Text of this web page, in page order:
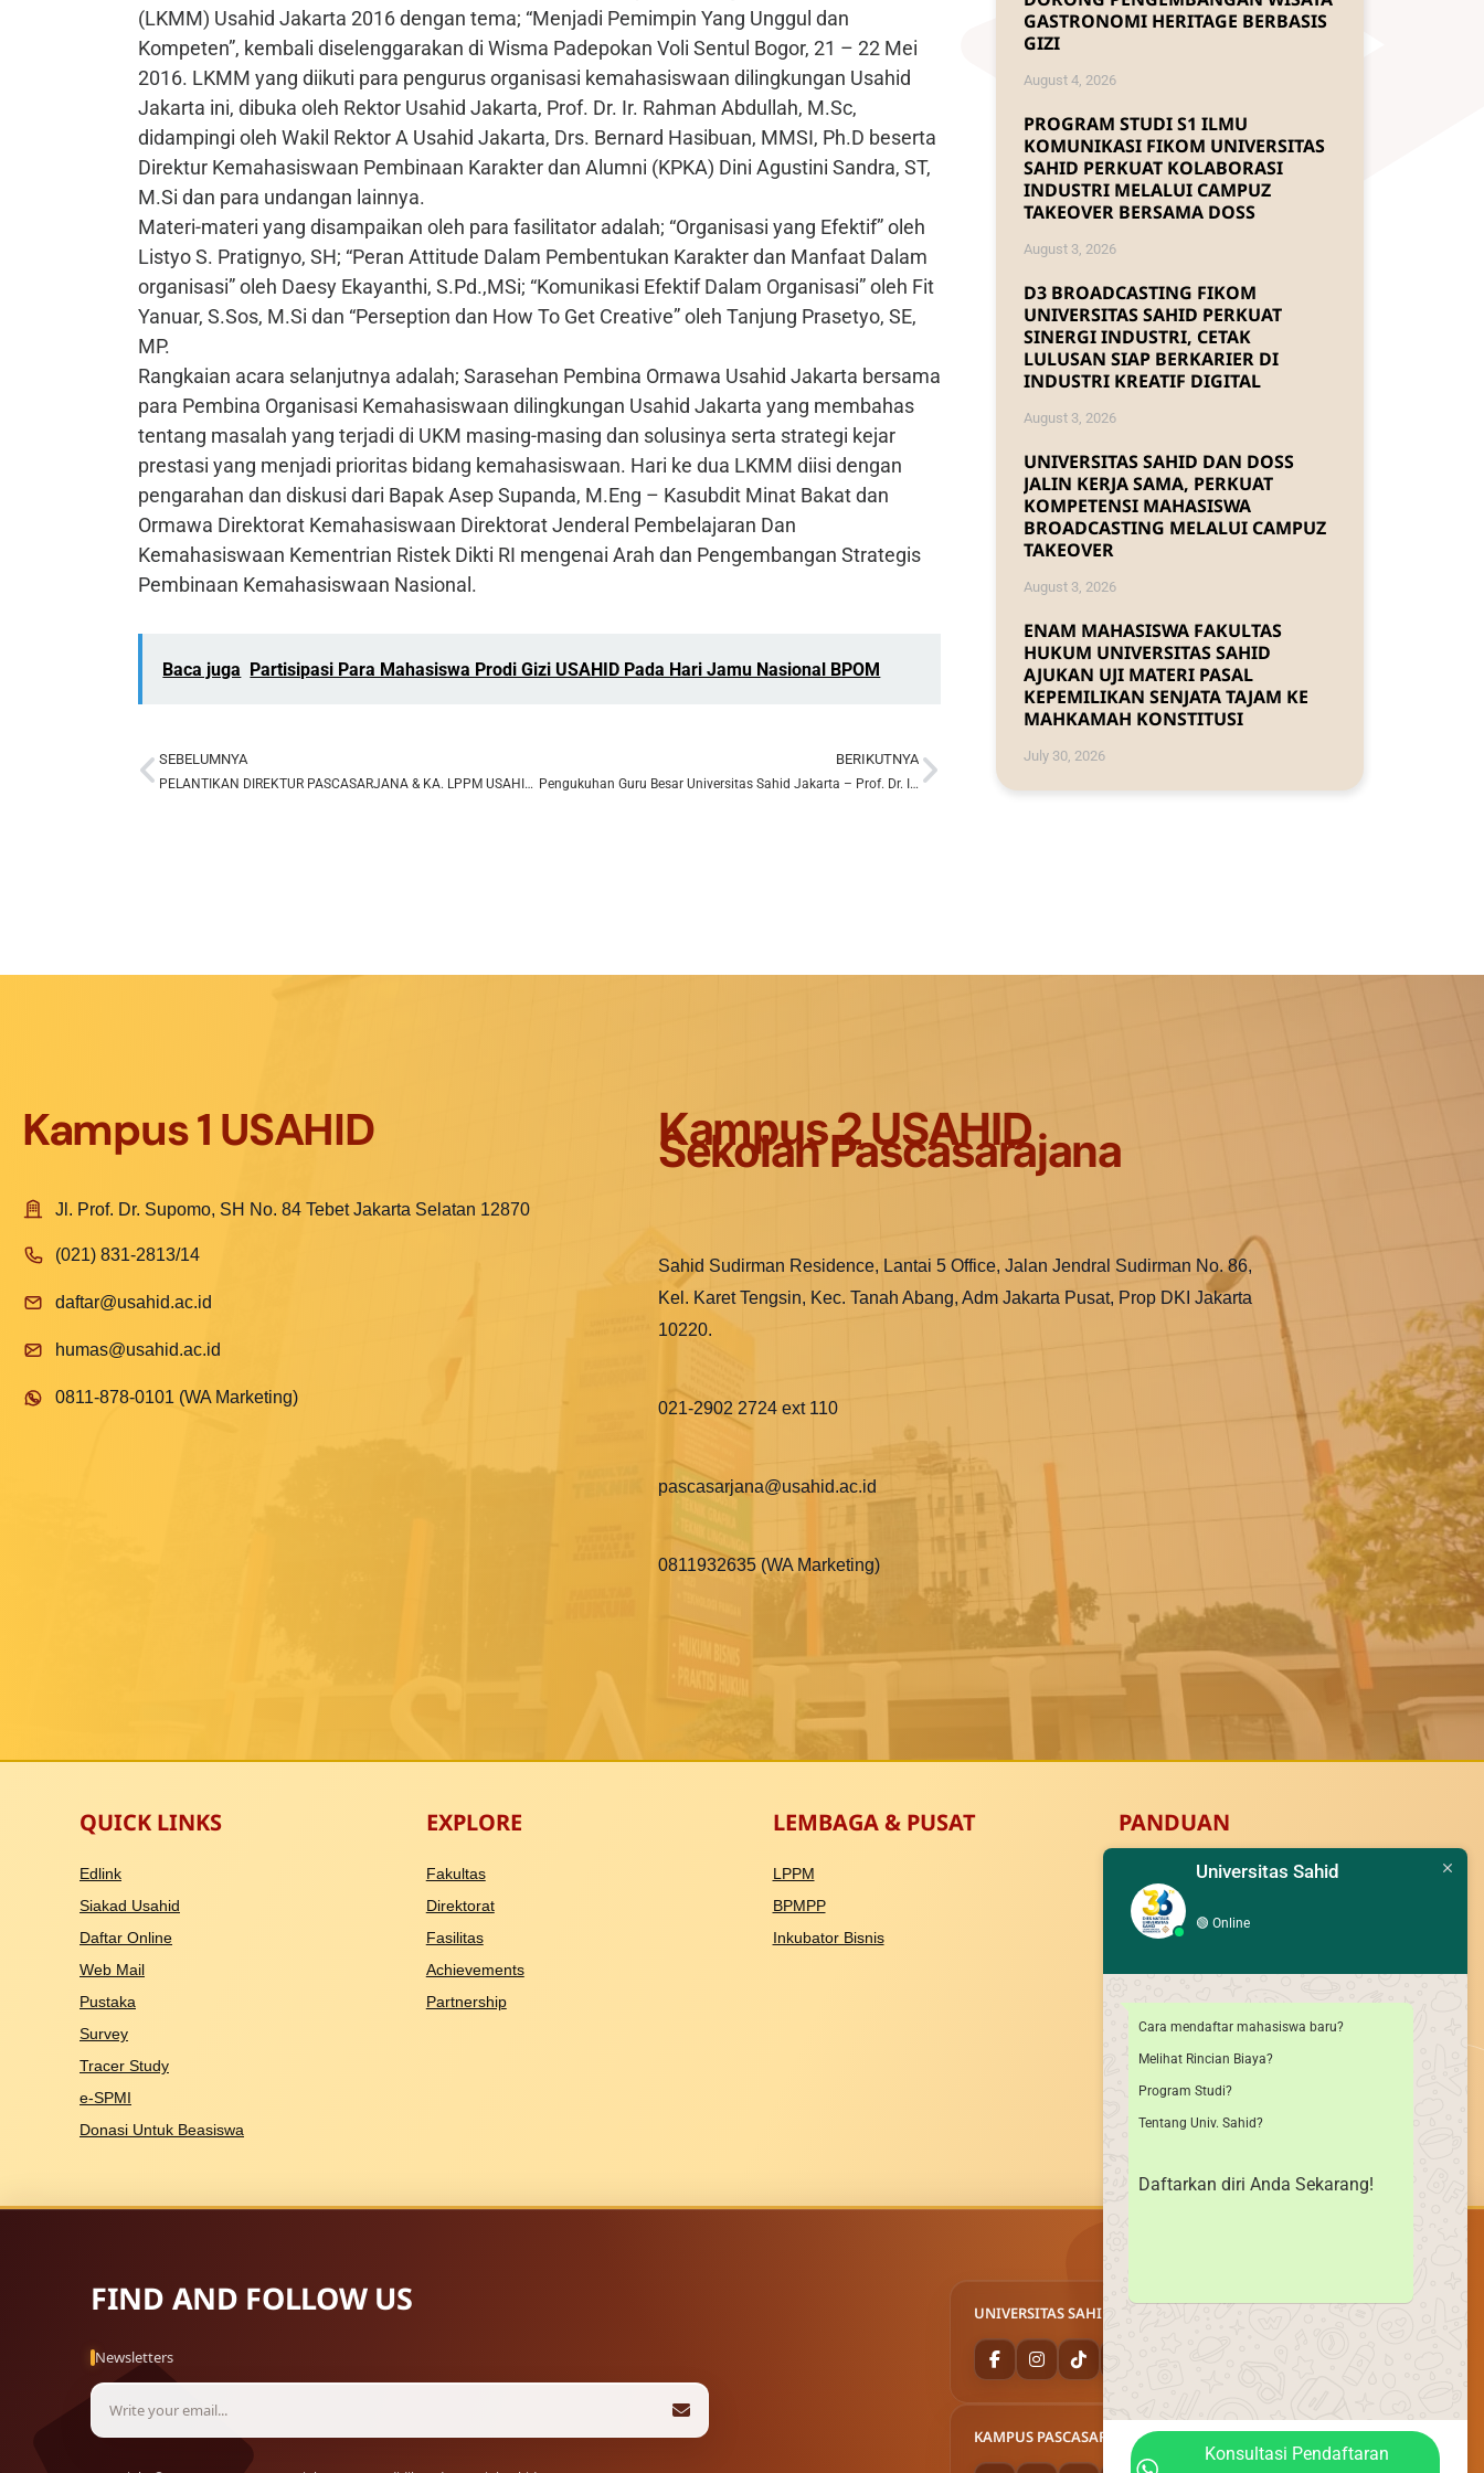
(LKMM) Usahid Jakarta 2016 dengan tema; “Menjadi Pemimpin Yang Unggul dan
Kompeten”, kembali diselenggarakan di Wisma Padepokan Voli Sentul Bogor, 21 – 22 Mei
2016. LKMM yang diikuti para pengurus organisasi kemahasiswaan dilingkungan Usahid
Jakarta ini, dibuka oleh Rektor Usahid Jakarta, Prof. Dr. Ir. Rahman Abdullah, M.Sc,
didampingi oleh Wakil Rektor A Usahid Jakarta, Drs. Bernard Hasibuan, MMSI, Ph.D beserta
Direktur Kemahasiswaan Pembinaan Karakter dan Alumni (KPKA) Dini Agustini Sandra, ST,
M.Si dan para undangan lainnya.
Materi-materi yang disampaikan oleh para fasilitator adalah; “Organisasi yang Efektif” oleh
Listyo S. Pratignyo, SH; “Peran Attitude Dalam Pembentukan Karakter dan Manfaat Dalam
organisasi” oleh Daesy Ekayanthi, S.Pd.,MSi; “Komunikasi Efektif Dalam Organisasi” oleh Fit
Yanuar, S.Sos, M.Si dan “Perseption dan How To Get Creative” oleh Tanjung Prasetyo, SE,
MP.
Rangkaian acara selanjutnya adalah; Sarasehan Pembina Ormawa Usahid Jakarta bersama
para Pembina Organisasi Kemahasiswaan dilingkungan Usahid Jakarta yang membahas
tentang masalah yang terjadi di UKM masing-masing dan solusinya serta strategi kejar
prestasi yang menjadi prioritas bidang kemahasiswaan. Hari ke dua LKMM diisi dengan
pengarahan dan diskusi dari Bapak Asep Supanda, M.Eng – Kasubdit Minat Bakat dan
Ormawa Direktorat Kemahasiswaan Direktorat Jenderal Pembelajaran Dan
Kemahasiswaan Kementrian Ristek Dikti RI mengenai Arah dan Pengembangan Strategis
Pembinaan Kemahasiswaan Nasional.
Baca juga Partisipasi Para Mahasiswa Prodi Gizi USAHID Pada Hari Jamu Nasional BPOM
Prev
SEBELUMNYA
PELANTIKAN DIREKTUR PASCASARJANA & KA. LPPM USAHID DAN DISKUSI HARI PENDIDIKAN NASIONAL
BERIKUTNYA
Pengukuhan Guru Besar Universitas Sahid Jakarta – Prof. Dr. Ir. H. Kholil, M.KomNext
GASTRONOMI HERITAGE BERBASIS
GIZI
August 4, 2026
PROGRAM STUDI S1 ILMU
KOMUNIKASI FIKOM UNIVERSITAS
SAHID PERKUAT KOLABORASI
INDUSTRI MELALUI CAMPUZ
TAKEOVER BERSAMA DOSS
August 3, 2026
D3 BROADCASTING FIKOM
UNIVERSITAS SAHID PERKUAT
SINERGI INDUSTRI, CETAK
LULUSAN SIAP BERKARIER DI
INDUSTRI KREATIF DIGITAL
August 3, 2026
UNIVERSITAS SAHID DAN DOSS
JALIN KERJA SAMA, PERKUAT
KOMPETENSI MAHASISWA
BROADCASTING MELALUI CAMPUZ
TAKEOVER
August 3, 2026
ENAM MAHASISWA FAKULTAS
HUKUM UNIVERSITAS SAHID
AJUKAN UJI MATERI PASAL
KEPEMILIKAN SENJATA TAJAM KE
MAHKAMAH KONSTITUSI
July 30, 2026
Kampus 1 USAHID
Jl. Prof. Dr. Supomo, SH No. 84 Tebet Jakarta Selatan 12870
(021) 831-2813/14
daftar@usahid.ac.id
humas@usahid.ac.id
0811-878-0101 (WA Marketing)
Kampus 2 USAHID
Sekolah Pascasarajana
Sahid Sudirman Residence, Lantai 5 Office, Jalan Jendral Sudirman No. 86,
Kel. Karet Tengsin, Kec. Tanah Abang, Adm Jakarta Pusat, Prop DKI Jakarta
10220.
021-2902 2724 ext 110
pascasarjana@usahid.ac.id
0811932635 (WA Marketing)
QUICK LINKS
Edlink
Siakad Usahid
Daftar Online
Web Mail
Pustaka
Survey
Tracer Study
e-SPMI
Donasi Untuk Beasiswa
EXPLORE
Fakultas
Direktorat
Fasilitas
Achievements
Partnership
LEMBAGA & PUSAT
LPPM
BPMPP
Inkubator Bisnis
PANDUAN
Pedoman K3
FIND AND FOLLOW US
Newsletters
UNIVERSITAS SAHID
KAMPUS PASCASARJANA
Universitas Sahid
🟢 Online
Cara mendaftar mahasiswa baru?
Melihat Rincian Biaya?
Program Studi?
Tentang Univ. Sahid?
Daftarkan diri Anda Sekarang!
Konsultasi Pendaftaran